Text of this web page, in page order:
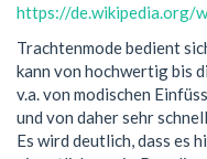
https://de.wikipedia.org/
Trachtenmode bedient
kann von hochwertig bis
v.a. von modischen
und von daher sehr
Es wird deutlich, dass es